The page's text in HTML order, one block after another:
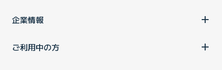
企業情報
ご利用中の方